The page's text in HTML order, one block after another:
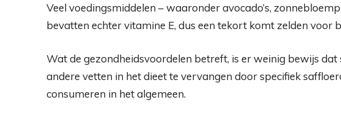
Veel voedingsmiddelen – waaronder avocado’s,
bevatten echter vitamine E, dus een tekort komt zelden voor
Wat de gezondheidsvoordelen betreft, is er weinig bewijs
andere vetten in het dieet te vervangen door specifiek
consumeren in het algemeen.